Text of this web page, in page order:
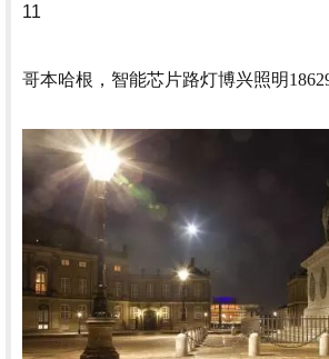
11
哥本哈根，智能芯片路灯博兴照明